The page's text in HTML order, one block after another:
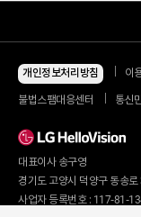
지금 최저가
인터넷+TV
인터넷 요금제
TV 요금제
인터넷
요금제
개인정보처리방침 이
불법스팸대응센터 통신
대표이사 송구영
경기도 고양시 덕양구 동송
사업자 등록번호 : 117-81-